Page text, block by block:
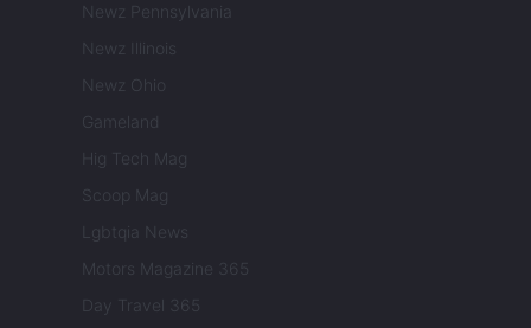
Newz Pennsylvania
Newz Illinois
Newz Ohio
Gameland
Hig Tech Mag
Scoop Mag
Lgbtqia News
Motors Magazine 365
Day Travel 365